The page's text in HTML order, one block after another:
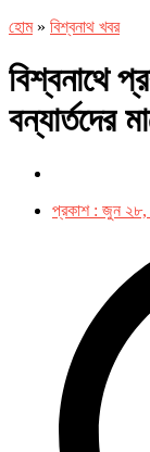
হোম» বিশ্বনাথ খবর
বিশ্বনাথে
বন্যার্তদের
প্রকাশ : জুন ২৮,